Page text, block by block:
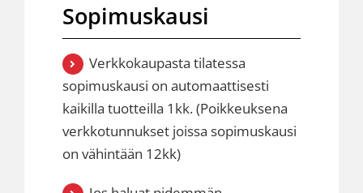
Sopimuskausi
Verkkokaupasta tilatessa
sopimuskausi on automaattisesti
kaikilla tuotteilla 1kk. (Poikkeuksena
verkkotunnukset joissa sopimuskausi
on vähintään 12kk)